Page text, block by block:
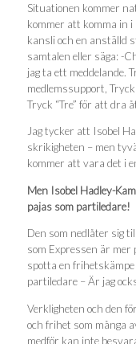
Situationen kommer
kommer att komma in
kansli och en anställd
samtalen eller säga: -
jag ta ett meddelande.
medlemssupport,
Tryck “Tre” för att dra
Jag tycker att Isobel
skrikigheten – men
kommer att vara det i
Men Isobel Hadley-
pajas som partiledare!
Den som nedlåter sig
som Expressen är
spotta en
partiledare – Är jag
Verkligheten och den
och frihet som många
medför kan inte